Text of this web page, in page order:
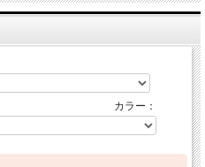
カラー：